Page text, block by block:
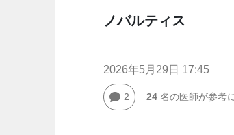
ノバルティス
2026年5月29日 17:45
2 24名の医師が参考